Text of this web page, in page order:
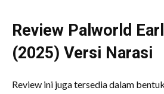
Review Palworld
(2025) Versi Narasi
Review ini juga tersedia dalam